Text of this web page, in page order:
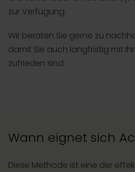
zur Verfügung.
Wir beraten Sie gerne zu
damit Sie auch langfristig mit
zufrieden sind.
Wann eignet sich
Diese Methode ist eine der